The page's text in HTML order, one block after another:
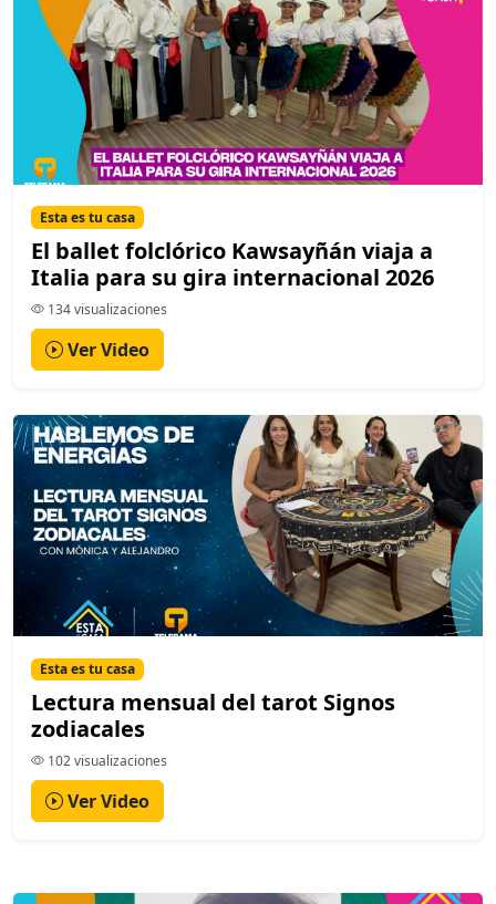
Esta es tu casa
El ballet folclórico Kawsayñán viaja a
Italia para su gira internacional 2026
134 visualizaciones
Ver Video
Esta es tu casa
Lectura mensual del tarot Signos
zodiacales
102 visualizaciones
Ver Video